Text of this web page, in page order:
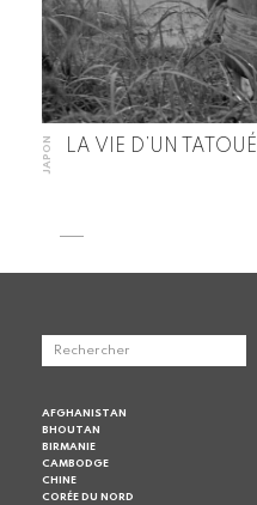
JAPON LA VIE D’UN TATOUÉ
AFGHANISTAN
BHOUTAN
BIRMANIE
CAMBODGE
CHINE
CORÉE DU NORD